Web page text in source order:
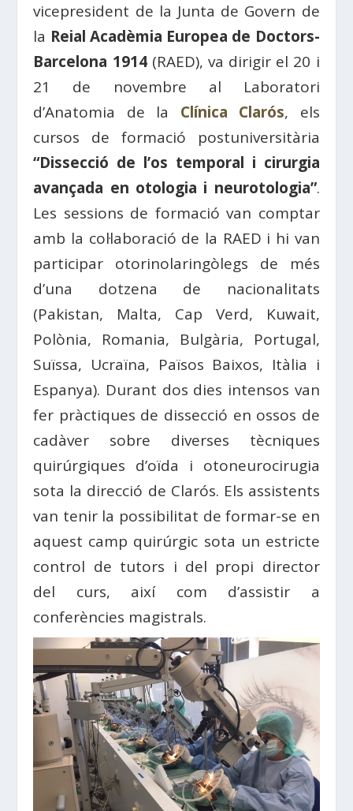
vicepresident de la Junta de Govern de
la Reial Acadèmia Europea de Doctors-
Barcelona 1914(RAED), va dirigir el 20 i
21 de novembre al Laboratori
d’Anatomia de la Clínica Clarós, els
cursos de formació postuniversitària
“Dissecció de l’os temporal i cirurgia
avançada en otologia i neurotologia”.
Les sessions de formació van comptar
amb la col·laboració de la RAED i hi van
participar otorinolaringòlegs de més
d’una dotzena de nacionalitats
(Pakistan, Malta, Cap Verd, Kuwait,
Polònia, Romania, Bulgària, Portugal,
Suïssa, Ucraïna, Països Baixos, Itàlia i
Espanya). Durant dos dies intensos van
fer pràctiques de dissecció en ossos de
cadàver sobre diverses tècniques
quirúrgiques d’oïda i otoneurocirugia
sota la direcció de Clarós. Els assistents
van tenir la possibilitat de formar-se en
aquest camp quirúrgic sota un estricte
control de tutors i del propi director
del curs, així com d’assistir a
conferències magistrals.